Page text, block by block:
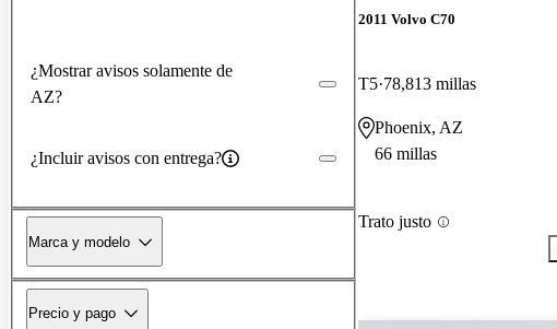
¿Mostrar avisos solamente de
AZ?
¿Incluir avisos con entrega?
Marca y modelo
Precio y pago
2011 Volvo C70
T5 78,813 millas
Phoenix, AZ
66 millas
Trato justo